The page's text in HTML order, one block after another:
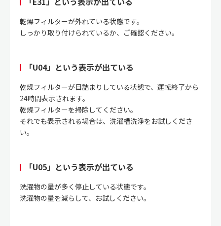
乾燥フィルターが外れている状態です。
しっかり取り付けられているか、ご確認ください。
「U04」という表示が出ている
乾燥フィルターが目詰まりしている状態で、運転終了から
24時間表示されます。
乾燥フィルターを掃除してください。
それでも表示される場合は、洗濯槽洗浄をお試しくださ
い。
「U05」という表示が出ている
洗濯物の量が多く停止している状態です。
洗濯物の量を減らして、お試しください。